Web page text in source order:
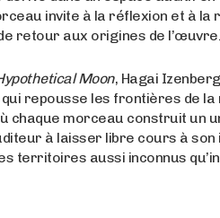
invite à la réflexion et à la
retour aux origines de l’œuvre.
Moon, Hagai
repousse les frontières de la
chaque morceau construit un
à laisser libre cours à
territoires aussi inconnus